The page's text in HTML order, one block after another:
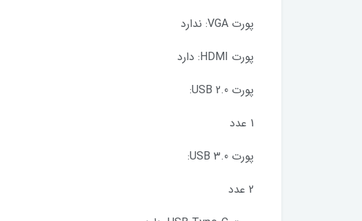
پورت VGA: ندارد
پورت HDMI: دارد
پورت USB 2.0:
1 عدد
پورت USB 3.0:
2 عدد